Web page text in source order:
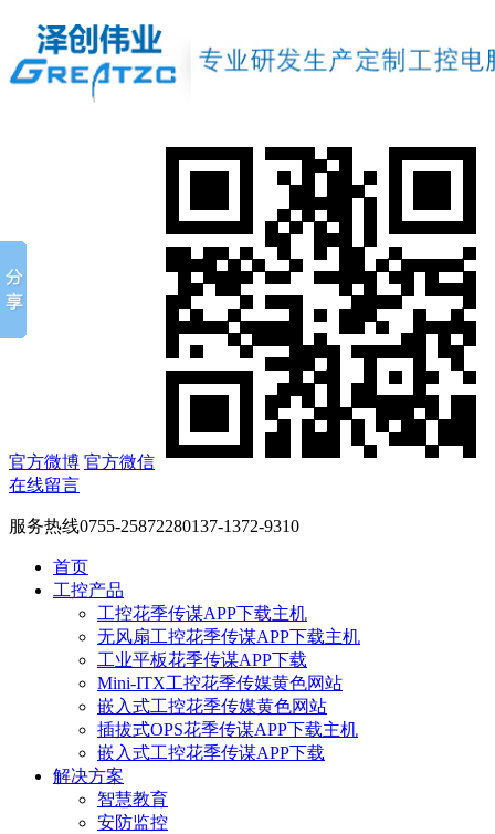
官方微博 官方微信
在线留言
服务热线0755-25872280137-1372-9310
首页
工控产品
工控花季传谋APP下载主机
无风扇工控花季传谋APP下载主机
工业平板花季传谋APP下载
Mini-ITX工控花季传媒黄色网站
嵌入式工控花季传媒黄色网站
插拔式OPS花季传谋APP下载主机
嵌入式工控花季传谋APP下载
解决方案
智慧教育
安防监控